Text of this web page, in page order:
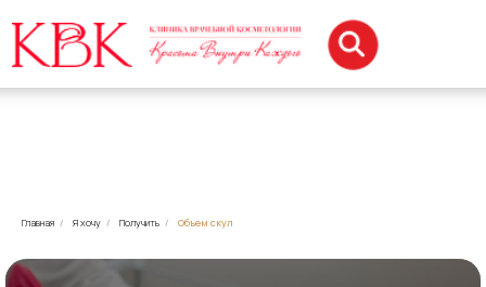
Главная / Я хочу / Получить / Объем скул